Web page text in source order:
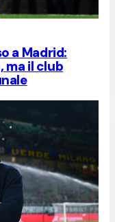
a Madrid:
ma il club